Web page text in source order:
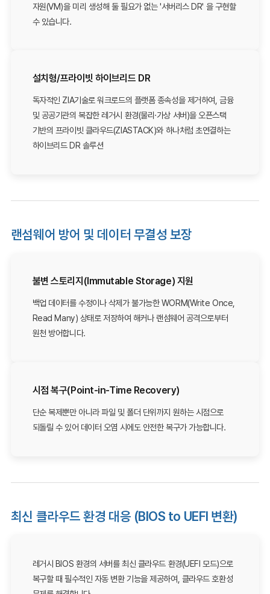
자원(VM)을 미리 생성해 둘 필요가 없는 '서버리스 DR' 을 구현할
수 있습니다.
설치형/프라이빗 하이브리드 DR
독자적인 ZIA기술로 워크로드의 플랫폼 종속성을 제거하여, 금융
및 공공기관의 복잡한 레거시 환경(물리·가상 서버)을 오픈스택
기반의 프라이빗 클라우드(ZIASTACK)와 하나처럼 초연결하는
하이브리드 DR 솔루션
랜섬웨어 방어 및 데이터 무결성 보장
불변 스토리지(Immutable Storage) 지원
백업 데이터를 수정이나 삭제가 불가능한 WORM(Write Once,
Read Many) 상태로 저장하여 해커나 랜섬웨어 공격으로부터
원천 방어합니다.
시점 복구(Point-in-Time Recovery)
단순 복제뿐만 아니라 파일 및 폴더 단위까지 원하는 시점으로
되돌릴 수 있어 데이터 오염 시에도 안전한 복구가 가능합니다.
최신 클라우드 환경 대응 (BIOS to UEFI 변환)
레거시 BIOS 환경의 서버를 최신 클라우드 환경(UEFI 모드)으로
복구할 때 필수적인 자동 변환 기능을 제공하여, 클라우드 호환성